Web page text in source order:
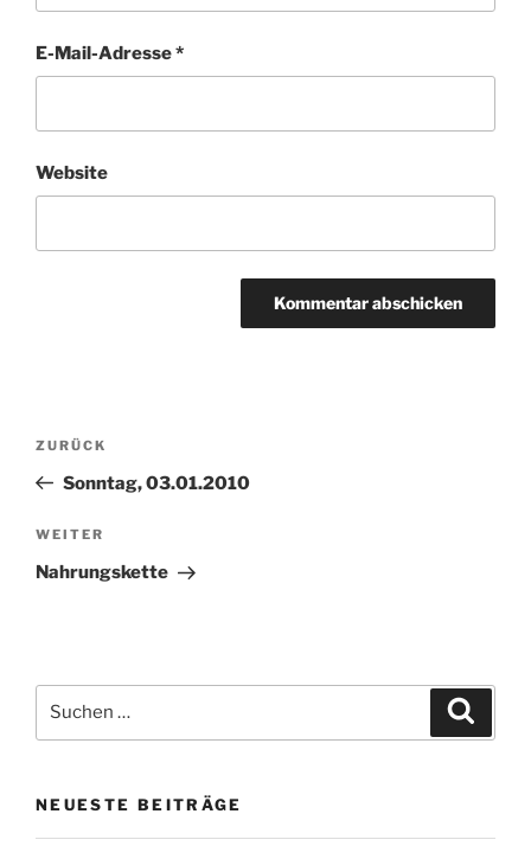
E-Mail-Adresse*
Website
Beitragsnavigation
Vorheriger
Beitrag
ZURÜCK
Sonntag, 03.01.2010
Nächster
Beitrag
WEITER
Nahrungskette
nach:
NEUESTE BEITRÄGE